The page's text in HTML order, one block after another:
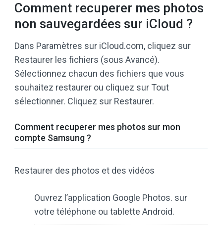
Comment recuperer mes photos
non sauvegardées sur iCloud ?
Dans Paramètres sur iCloud.com, cliquez sur
Restaurer les fichiers (sous Avancé).
Sélectionnez chacun des fichiers que vous
souhaitez restaurer ou cliquez sur Tout
sélectionner. Cliquez sur Restaurer.
Comment recuperer mes photos sur mon
compte Samsung ?
Restaurer des photos et des vidéos
Ouvrez l’application Google Photos. sur
votre téléphone ou tablette Android.